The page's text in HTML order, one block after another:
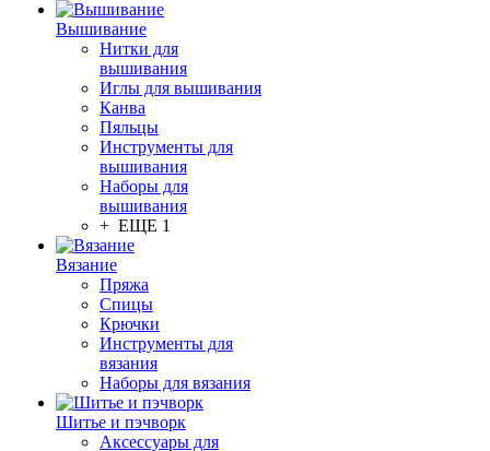
Вышивание
Нитки для
вышивания
Иглы для вышивания
Канва
Пяльцы
Инструменты для
вышивания
Наборы для
вышивания
+ ЕЩЕ 1
Вязание
Пряжа
Спицы
Крючки
Инструменты для
вязания
Наборы для вязания
Шитье и пэчворк
Аксессуары для